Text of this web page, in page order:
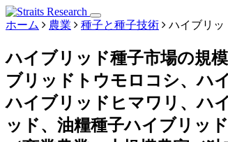
ホーム 農業 種子と種子技術 ハイブリッ
ハイブリッド種子市場の規
ブリッドトウモロコシ、ハ
ハイブリッドヒマワリ、ハ
ッド、油糧種子ハイブリッ